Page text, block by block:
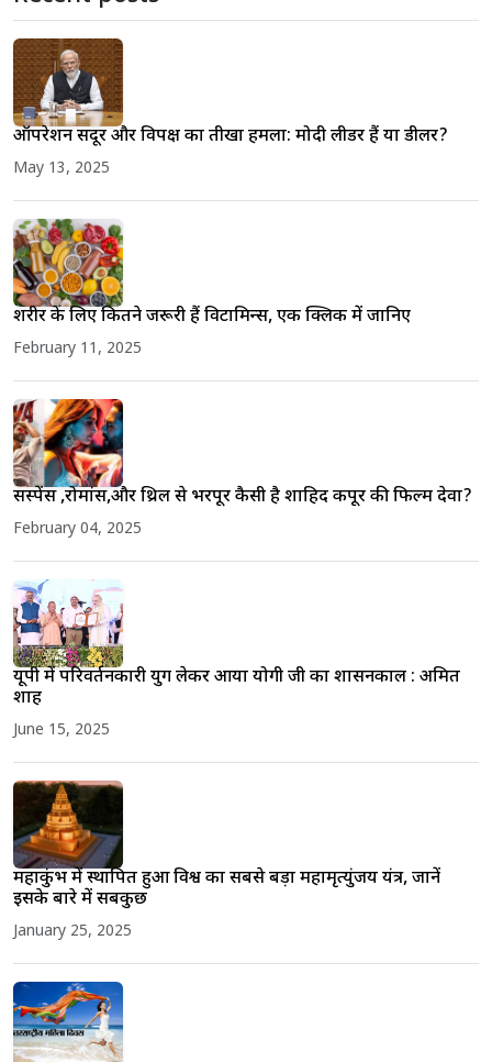
ऑपरेशन सिंदूर और विपक्ष का तीखा हमला: मोदी लीडर हैं या डीलर?
May 13, 2025
शरीर के लिए कितने जरूरी हैं विटामिन्स, एक क्लिक में जानिए
February 11, 2025
सस्पेंस ,रोमांस,और थ्रिल से भरपूर कैसी है शाहिद कपूर की फिल्म देवा?
February 04, 2025
यूपी में परिवर्तनकारी युग लेकर आया योगी जी का शासनकाल : अमित
शाह
June 15, 2025
महाकुंभ में स्थापित हुआ विश्व का सबसे बड़ा महामृत्युंजय यंत्र, जानें
इसके बारे में सबकुछ
January 25, 2025